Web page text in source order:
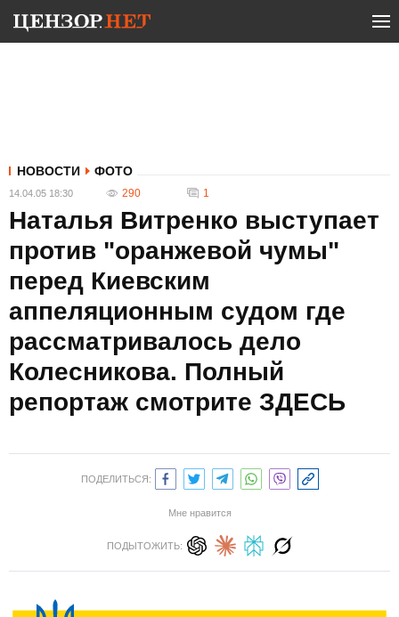
НОВОСТИ ФОТО
14.04.05 18:30 290 1
Наталья Витренко выступает
против "оранжевой чумы"
перед Киевским
аппеляционным судом где
рассматривалось дело
Колесникова. Полный
репортаж смотрите ЗДЕСЬ
ПОДЕЛИТЬСЯ:
Мне нравится
ПОДЫТОЖИТЬ: